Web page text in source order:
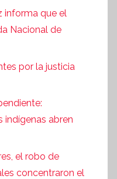
informa que el
Nacional de
por la justicia
indígenas abren
el robo de
concentraron el